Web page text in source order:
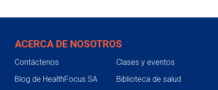
ACERCA DE NOSOTROS
Contáctenos
Clases y eventos
Blog de HealthFocus SA
Biblioteca de salud